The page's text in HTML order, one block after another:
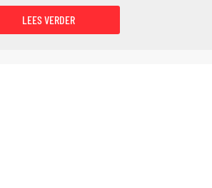
LEES VERDER